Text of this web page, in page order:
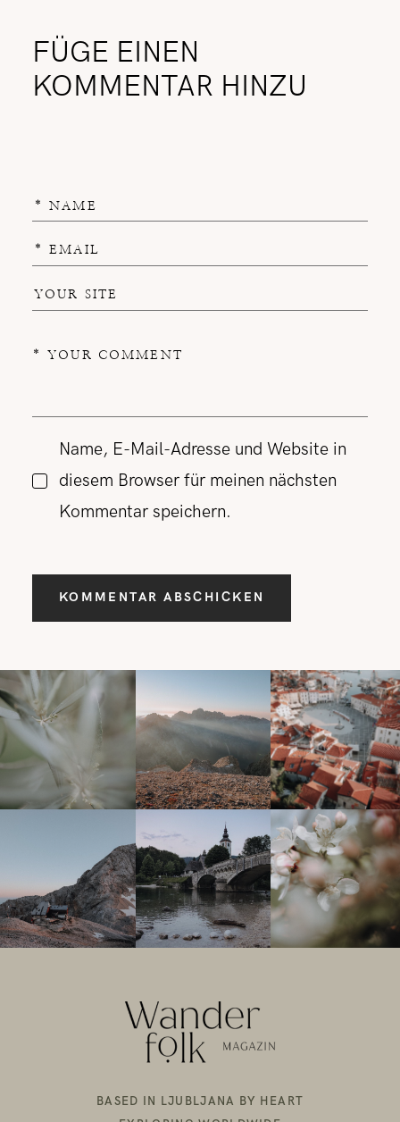
FÜGE EINEN
KOMMENTAR HINZU
Name, E-Mail-Adresse und Website in
diesem Browser für meinen nächsten
Kommentar speichern.
BASED IN LJUBLJANA BY HEART